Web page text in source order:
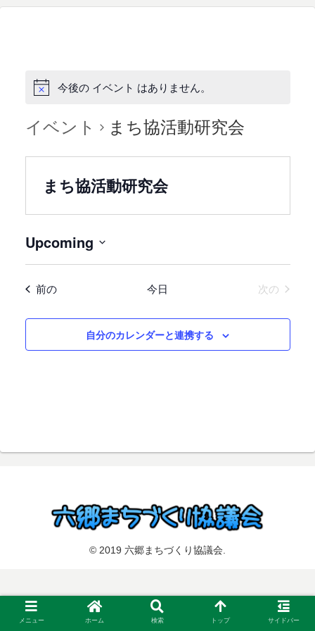
今後の イベント はありません。
イベント まち協活動研究会
まち協活動研究会
Upcoming
を 前のイベント 今日 次の イベン
自分のカレンダーと連携する
© 2019 六郷まちづくり協議会.
メニュー ホーム 検索 トップ サイドバー